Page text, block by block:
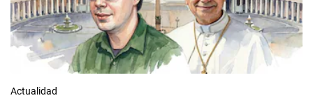
Actualidad